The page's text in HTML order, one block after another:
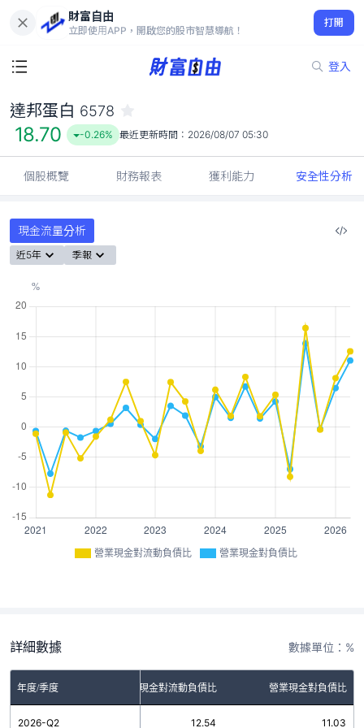
財富自由
立即使用APP，開啟您的股市智慧導航！
打開
登入
18.70
-0.26%
達邦蛋白 6578
18.70 -0.26% 最近更新時間： 2026/08/07 05:30
個股概覽 財務報表 獲利能力 安全性分析
現金流量分析
近5年 季報
營業現金對流動負債比 營業現金對負債比
詳細數據 數據單位：%
年度/季度 營業現金對流動負債比 營業現金對負債比
2026-Q2 12.54 11.03